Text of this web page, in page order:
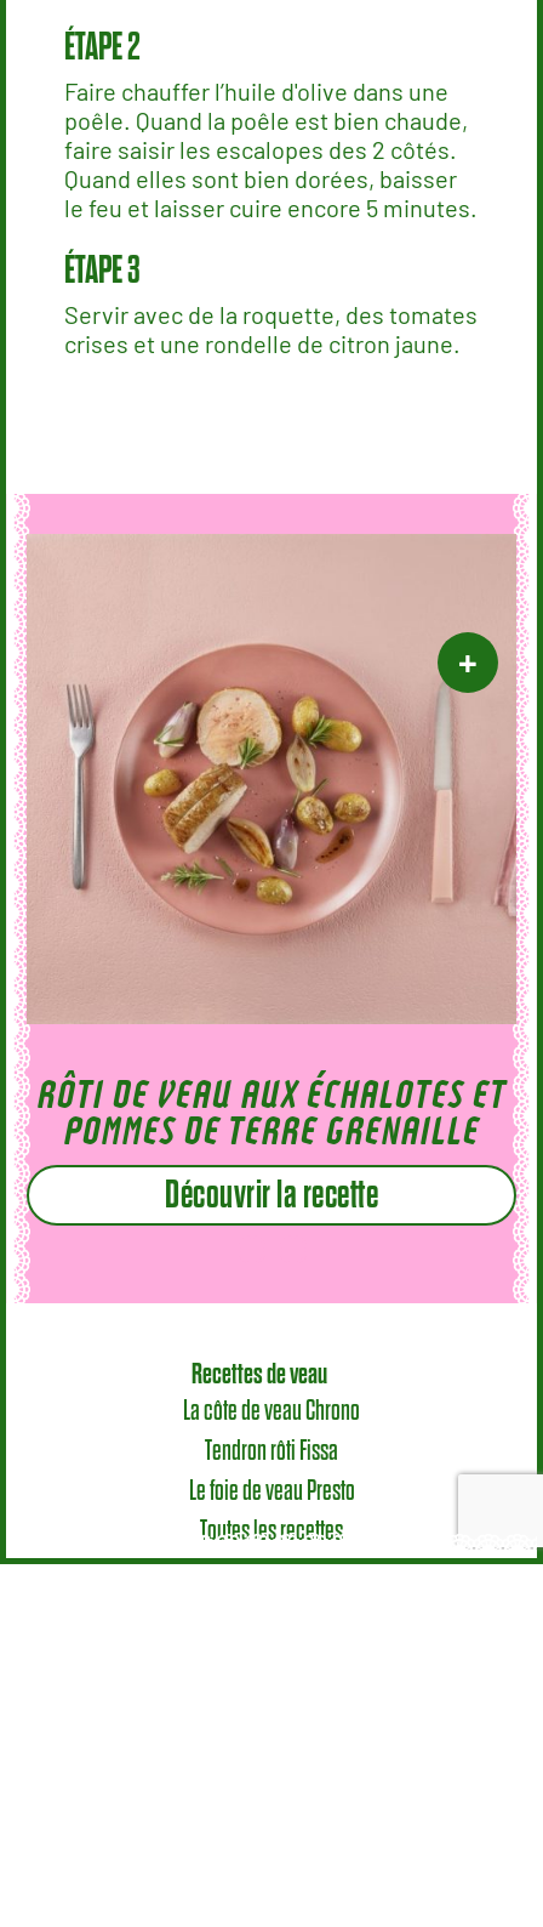
Faire chauffer l’huile d'olive dans une
poêle. Quand la poêle est bien chaude,
faire saisir les escalopes des 2 côtés.
Quand elles sont bien dorées, baisser
le feu et laisser cuire encore 5 minutes.
Servir avec de la roquette, des tomates
crises et une rondelle de citron jaune.
RÔTI DE VEAU AUX ÉCHALOTES ET
POMMES DE TERRE GRENAILLE
Découvrir la recette
Recettes de veau
La côte de veau Chrono
Tendron rôti Fissa
Le foie de veau Presto
Toutes les recettes